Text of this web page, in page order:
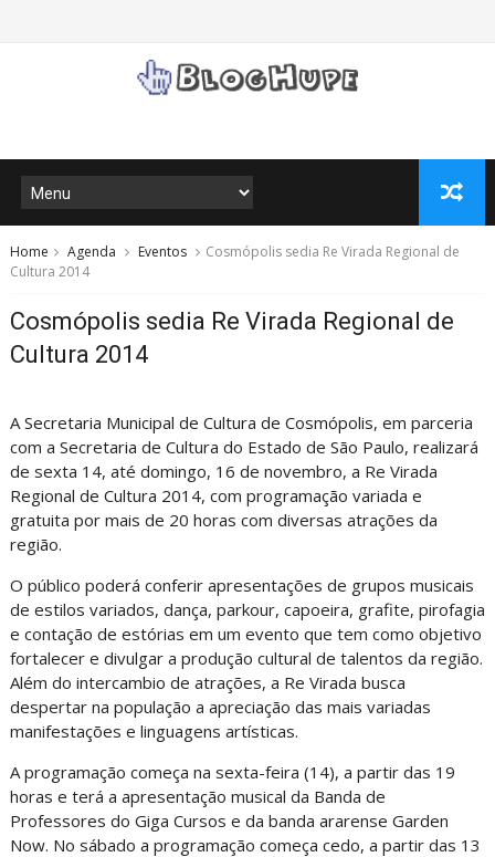
Home Agenda Eventos
Cosmópolis sedia Re Virada Regional de
Cultura 2014
Cosmópolis sedia Re Virada Regional de
Cultura 2014
A Secretaria Municipal de Cultura de Cosmópolis, em parceria
com a Secretaria de Cultura do Estado de São Paulo, realizará
de sexta 14, até domingo, 16 de novembro, a Re Virada
Regional de Cultura 2014, com programação variada e
gratuita por mais de 20 horas com diversas atrações da
região.
O público poderá conferir apresentações de grupos musicais
de estilos variados, dança, parkour, capoeira, grafite, pirofagia
e contação de estórias em um evento que tem como objetivo
fortalecer e divulgar a produção cultural de talentos da região.
Além do intercambio de atrações, a Re Virada busca
despertar na população a apreciação das mais variadas
manifestações e linguagens artísticas.
A programação começa na sexta-feira (14), a partir das 19
horas e terá a apresentação musical da Banda de
Professores do Giga Cursos e da banda ararense Garden
Now. No sábado a programação começa cedo, a partir das 13